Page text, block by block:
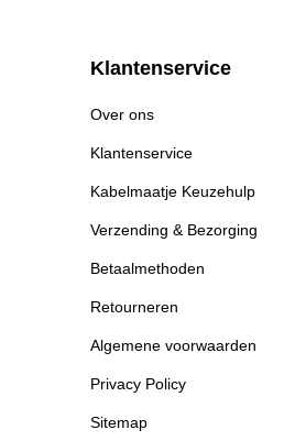
Klantenservice
Over ons
Klantenservice
Kabelmaatje Keuzehulp
Verzending & Bezorging
Betaalmethoden
Retourneren
Algemene voorwaarden
Privacy Policy
Sitemap